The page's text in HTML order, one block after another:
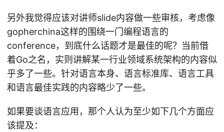
另外我觉得应该对讲师slide内容做一些审核，考虑像
gopherchina这样的围绕一门编程语言的
conference，到底什么话题才是最佳的呢？当前借
着Go之名，实则讲解某一行业领域系统架构的内容似
乎多了一些。针对语言本身、语言标准库、语言工具
和语言最佳实践的内容略少了一些。
如果要谈语言应用，那个人认为至少如下几个方面应
该提及：